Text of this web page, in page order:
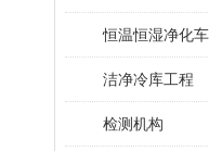
恒温恒湿净化
洁净冷库工程
检测机构